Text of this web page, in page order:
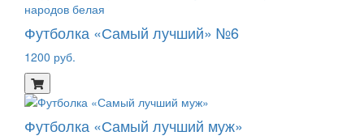
Футболка «Самый лучший» №6
1200 руб.
Футболка «Самый лучший муж»